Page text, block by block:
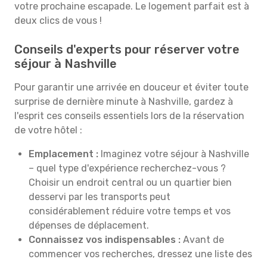
votre prochaine escapade. Le logement parfait est à
deux clics de vous !
Conseils d'experts pour réserver votre
séjour à Nashville
Pour garantir une arrivée en douceur et éviter toute
surprise de dernière minute à Nashville, gardez à
l'esprit ces conseils essentiels lors de la réservation
de votre hôtel :
Emplacement : Imaginez votre séjour à Nashville
– quel type d'expérience recherchez-vous ?
Choisir un endroit central ou un quartier bien
desservi par les transports peut
considérablement réduire votre temps et vos
dépenses de déplacement.
Connaissez vos indispensables : Avant de
commencer vos recherches, dressez une liste des